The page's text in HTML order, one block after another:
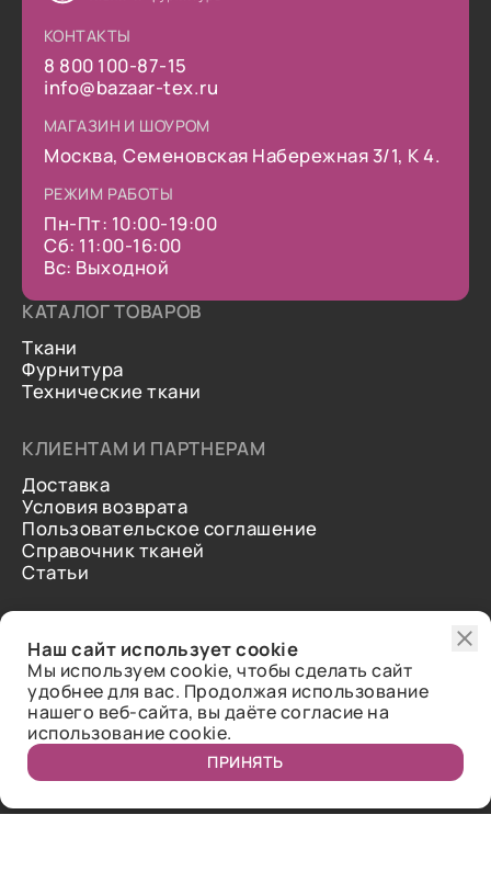
КОНТАКТЫ
8 800 100-87-15
info@bazaar-tex.ru
МАГАЗИН И ШОУРОМ
Москва, Семеновская Набережная 3/1, К 4.
РЕЖИМ РАБОТЫ
Пн-Пт: 10:00-19:00
Сб: 11:00-16:00
Вс: Выходной
КАТАЛОГ ТОВАРОВ
Ткани
Фурнитура
Технические ткани
КЛИЕНТАМ И ПАРТНЕРАМ
Доставка
Условия возврата
Пользовательское соглашение
Справочник тканей
Статьи
О нас
Контакты
Отзывы
Наш сайт использует cookie
Мы используем cookie, чтобы сделать сайт
удобнее для вас. Продолжая использование
нашего веб-сайта, вы даёте согласие на
использование cookie.
ПРИНЯТЬ